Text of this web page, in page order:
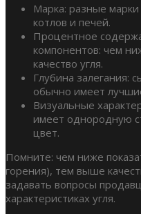
Марка: разные
котлов и печей.
Процентное
компонентов: чем
качество угля.
Глубина залегания:
обычно имеет
Визуальные
имеет однородную
цвет.
Помните: чем ниже
горения), тем выше
задавать вопросы
характеристиках угля.